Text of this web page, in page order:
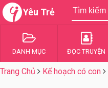
Yêu Trẻ
DANH MỤC ĐỌC TRUYỆN
Trang Chủ Kế hoạch có con